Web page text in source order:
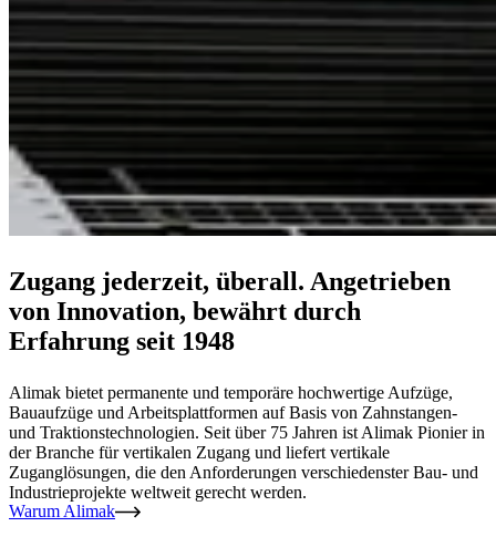
Zugang jederzeit, überall. Angetrieben
von Innovation, bewährt durch
Erfahrung seit 1948
Alimak bietet permanente und temporäre hochwertige Aufzüge,
Bauaufzüge und Arbeitsplattformen auf Basis von Zahnstangen-
und Traktionstechnologien. Seit über 75 Jahren ist Alimak Pionier in
der Branche für vertikalen Zugang und liefert vertikale
Zuganglösungen, die den Anforderungen verschiedenster Bau- und
Industrieprojekte weltweit gerecht werden.
Warum Alimak